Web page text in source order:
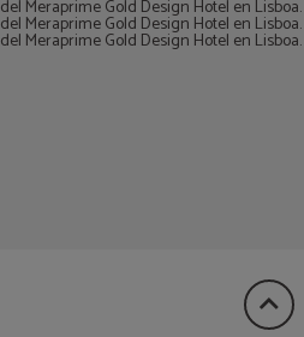
del Meraprime Gold Design Hotel en
del Meraprime Gold Design Hotel en
del Meraprime Gold Design Hotel en